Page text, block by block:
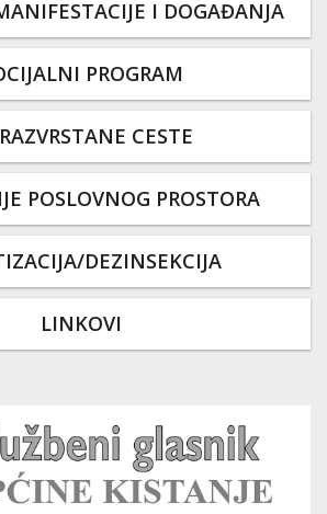
I DOGAĐANJA
PROGRAM
CESTE
POSLOVNOG PROSTORA
DEZINSEKCIJA
LINKOVI